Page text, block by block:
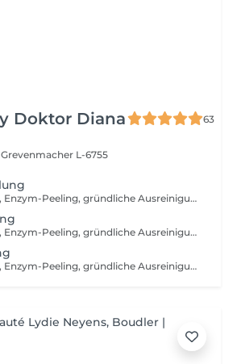
Doktor Diana
63
Grevenmacher L-6755
Abreinigung, Toner, Enzym-Peeling, gründliche Ausreinigung mit Hydrafacial Gerät, manuelle Ausreinigung (nach dem Bedarf), beruhigende Vliesmaske, Abschlusspflege, Sonnenschutzcreme
Abreinigung, Toner, Enzym-Peeling, gründliche Ausreinigung, Massage, Wirkstoffeinschleusen mit Kalt- und Heißhammergerät, Vliesmaske, Abschlusspflege, Sonnenschutzcreme
Abreinigung, Toner, Enzym-Peeling, gründliche Ausreinigung, Massage, Radiofrequenzbehandlung, Vliesmaske, Abschlusspflege, Sonnenschutzcreme